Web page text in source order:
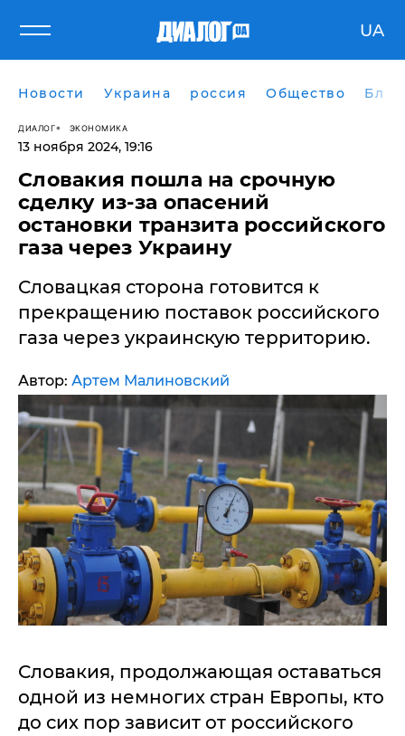
UA
Новости Украина россия Общество
ДИАЛОГ ЭКОНОМИКА
13 ноября 2024, 19:16
Словакия пошла на срочную
сделку из-за опасений
остановки транзита российского
газа через Украину
Словацкая сторона готовится к
прекращению поставок российского
газа через украинскую территорию.
Автор: Артем Малиновский
Словакия, продолжающая оставаться
одной из немногих стран Европы, кто
до сих пор зависит от российского